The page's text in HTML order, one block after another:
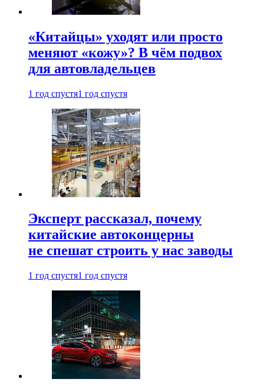
«Китайцы» уходят или просто
меняют «кожу»? В чём подвох
для автовладельцев
1 год спустя1 год спустя
Эксперт рассказал, почему
китайские автоконцерны
не спешат строить у нас заводы
1 год спустя1 год спустя